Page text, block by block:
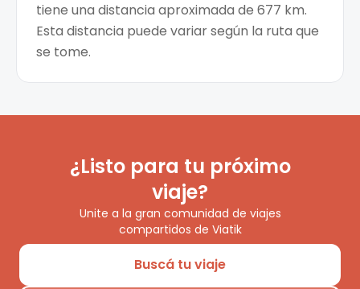
tiene una distancia aproximada de 677 km.
Esta distancia puede variar según la ruta que
se tome.
¿Listo para tu próximo
viaje?
Unite a la gran comunidad de viajes
compartidos de Viatik
Buscá tu viaje